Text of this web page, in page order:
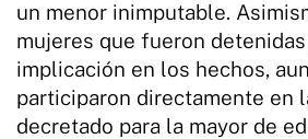
un menor inimputable.
mujeres que fueron
implicación en los hechos,
participaron directamente en
decretado para la mayor de